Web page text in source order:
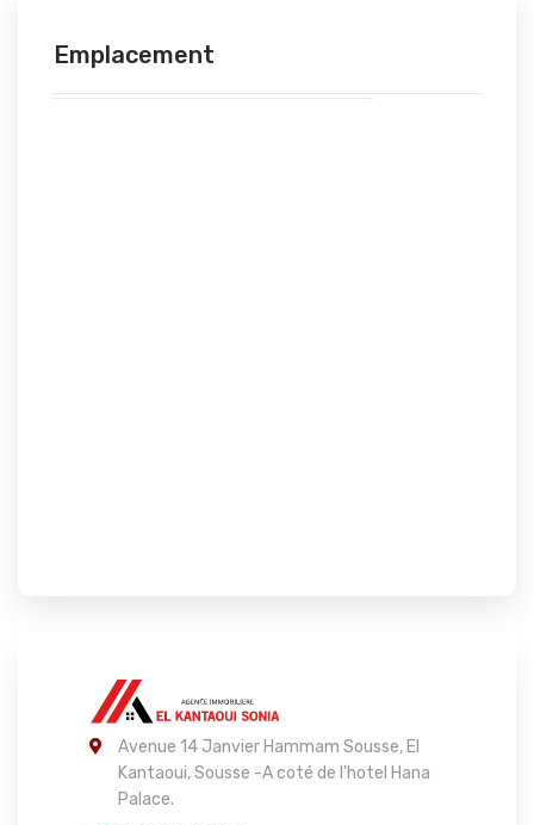
Emplacement
Avenue 14 Janvier Hammam Sousse, El
Kantaoui, Sousse -A coté de l'hotel Hana
Palace.